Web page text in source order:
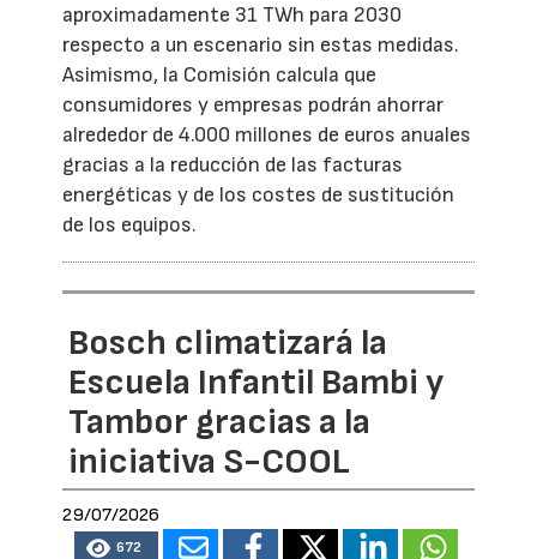
aproximadamente 31 TWh para 2030
respecto a un escenario sin estas medidas.
Asimismo, la Comisión calcula que
consumidores y empresas podrán ahorrar
alrededor de 4.000 millones de euros anuales
gracias a la reducción de las facturas
energéticas y de los costes de sustitución
de los equipos.
Bosch climatizará la
Escuela Infantil Bambi y
Tambor gracias a la
iniciativa S-COOL
29/07/2026
672